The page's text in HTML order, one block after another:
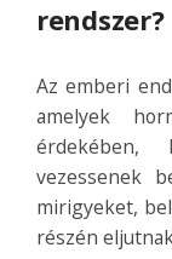
rendszer?
Az emberi
amelyek
vezessenek
mirigyeket,
részén